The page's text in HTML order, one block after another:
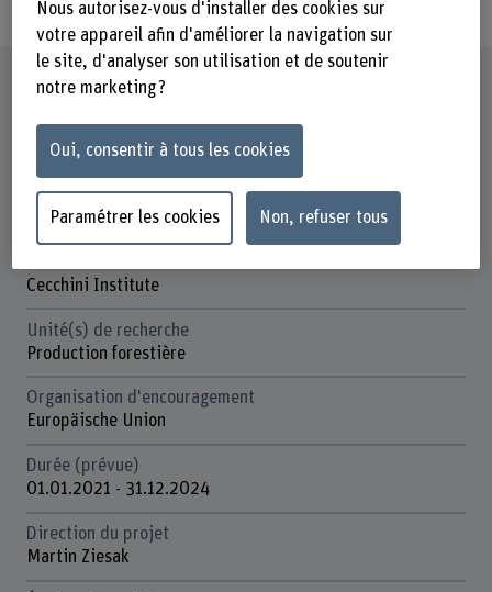
Fiche signalétique
Départements participants
Haute école des sciences agronomiques, forestières et
alimentaires
Institut(s)
Cecchini Institute
Unité(s) de recherche
Production forestière
Organisation d'encouragement
Europäische Union
Durée (prévue)
01.01.2021 - 31.12.2024
Direction du projet
Martin Ziesak
Nous autorisez-vous d'installer des cookies sur
votre appareil afin d'améliorer la navigation sur
le site, d'analyser son utilisation et de soutenir
notre marketing ?
Oui, consentir à tous les cookies
Paramétrer les cookies Non, refuser tous